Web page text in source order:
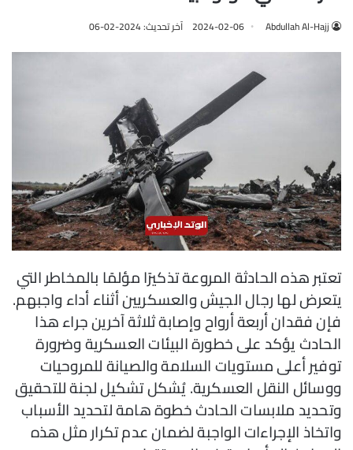
Abdullah Al-Hajj
2024-02-06 آخر تحديث: 2024-02-06
تعتبر هذه الحادثة المروعة تذكيرًا مؤلمًا بالمخاطر التي
يتعرض لها رجال الجيش والعسكريين أثناء أداء واجبهم.
فإن فقدان أربعة أرواح وإصابة ثلاثة آخرين جراء هذا
الحادث يؤكد على خطورة البيئات العسكرية وضرورة
توفير أعلى مستويات السلامة والصيانة للمروحيات
ووسائل النقل العسكرية. يُشكل تشكيل لجنة للتحقيق
وتحديد ملابسات الحادث خطوة هامة لتحديد الأسباب
واتخاذ الإجراءات الواجبة لضمان عدم تكرار مثل هذه